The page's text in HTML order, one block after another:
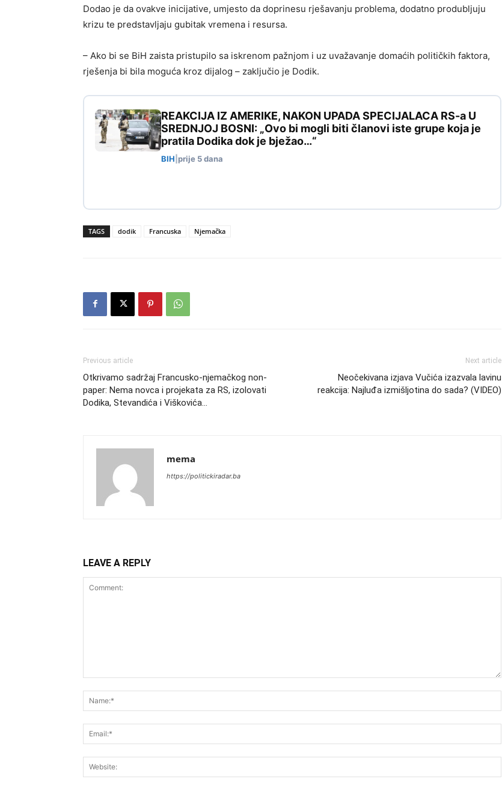
Dodao je da ovakve inicijative, umjesto da doprinesu rješavanju problema, dodatno produbljuju
krizu te predstavljaju gubitak vremena i resursa.
– Ako bi se BiH zaista pristupilo sa iskrenom pažnjom i uz uvažavanje domaćih političkih faktora,
rješenja bi bila moguća kroz dijalog – zaključio je Dodik.
REAKCIJA IZ AMERIKE, NAKON UPADA SPECIJALACA RS-a U
SREDNJOJ BOSNI: „Ovo bi mogli biti članovi iste grupe koja je
pratila Dodika dok je bježao…“
BIH prije 5 dana
TAGS dodik Francuska Njemačka
Previous article
Otkrivamo sadržaj Francusko-njemačkog non-
paper: Nema novca i projekata za RS, izolovati
Dodika, Stevandića i Viškovića…
Next article
Neočekivana izjava Vučića izazvala lavinu
reakcija: Najluđa izmišljotina do sada? (VIDEO)
mema
https://politickiradar.ba
LEAVE A REPLY